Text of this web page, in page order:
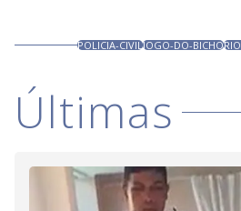
POLICIA-CIVILJOGO-DO-BICHO
Últimas